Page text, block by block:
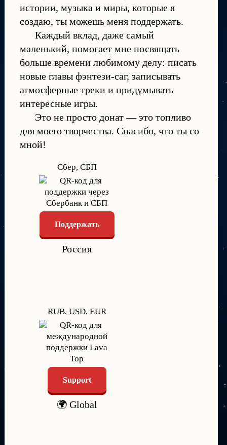
истории, музыка и миры, которые я
создаю, ты можешь меня поддержать.
Каждый вклад, даже самый
маленький, помогает мне посвящать
больше времени любимому делу: писать
новые главы фэнтези-саг, записывать
атмосферные треки и придумывать
интересные игры.
Это не просто донат — это топливо
для моего творчества. Спасибо, что ты со
мной!
Сбер, СБП
Поддержать
Россия
RUB, USD, EUR
Support
🌍 Global